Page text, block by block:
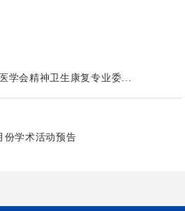
学会精神卫生康复专业委...
份学术活动预告